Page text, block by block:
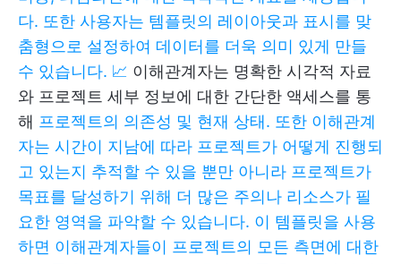
다. 또한 사용자는 템플릿의 레이아웃과 표시를 맞
춤형으로 설정하여 데이터를 더욱 의미 있게 만들
수 있습니다. 📈 이해관계자는 명확한 시각적 자료
와 프로젝트 세부 정보에 대한 간단한 액세스를 통
해 프로젝트의 의존성 및 현재 상태. 또한 이해관계
자는 시간이 지남에 따라 프로젝트가 어떻게 진행되
고 있는지 추적할 수 있을 뿐만 아니라 프로젝트가
목표를 달성하기 위해 더 많은 주의나 리소스가 필
요한 영역을 파악할 수 있습니다. 이 템플릿을 사용
하면 이해관계자들이 프로젝트의 모든 측면에 대한